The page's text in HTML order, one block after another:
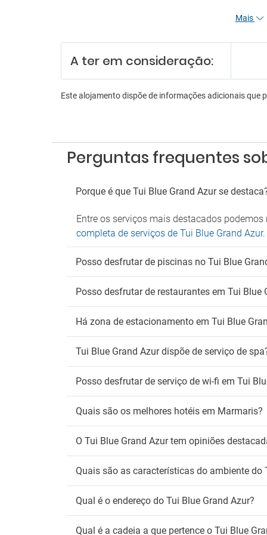
Bilhar
Não
Mais
A ter em consideração:
Este alojamento dispõe de informações adicionais que
Perguntas frequentes
Porque é que Tui Blue Grand Azur se
Entre os serviços mais destacados
completa de serviços de Tui Blue Grand Azur.
Posso desfrutar de piscinas no Tui Blue
Posso desfrutar de restaurantes em Tui Blue
Há zona de estacionamento em Tui Blue
Tui Blue Grand Azur dispõe de serviço de
Posso desfrutar de serviço de wi-fi em Tui
Quais são os melhores hotéis em Marmaris?
O Tui Blue Grand Azur tem opiniões
Quais são as características do ambiente do
Qual é o endereço do Tui Blue Grand Azur?
Qual é a cadeia a que pertence o Tui Blue